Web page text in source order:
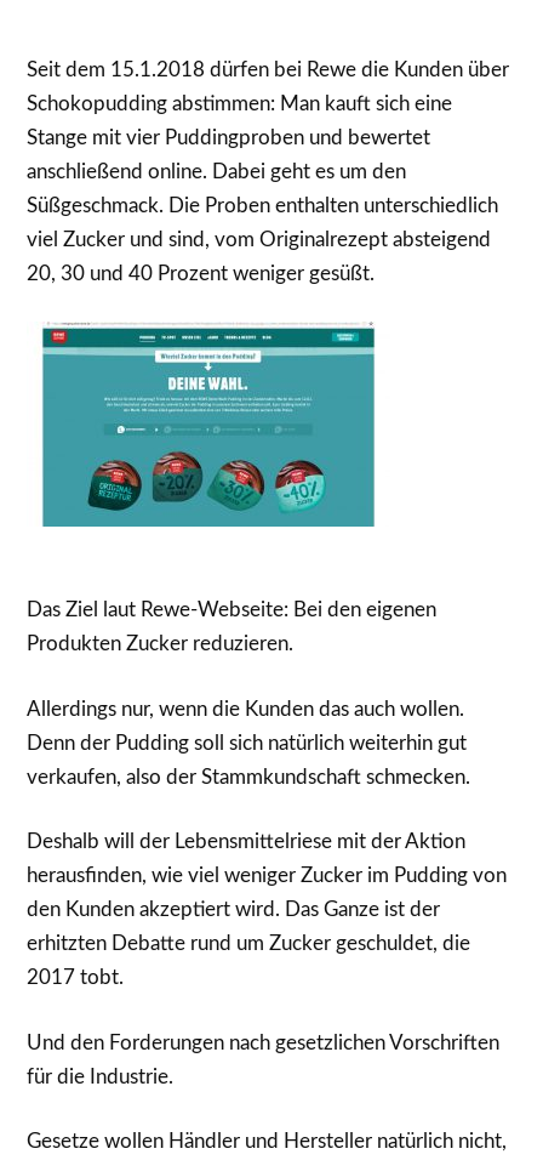
Seit dem 15.1.2018 dürfen bei Rewe die Kunden über
Schokopudding abstimmen: Man kauft sich eine
Stange mit vier Puddingproben und bewertet
anschließend online. Dabei geht es um den
Süßgeschmack. Die Proben enthalten unterschiedlich
viel Zucker und sind, vom Originalrezept absteigend
20, 30 und 40 Prozent weniger gesüßt.
Das Ziel laut Rewe-Webseite: Bei den eigenen
Produkten Zucker reduzieren.
Allerdings nur, wenn die Kunden das auch wollen.
Denn der Pudding soll sich natürlich weiterhin gut
verkaufen, also der Stammkundschaft schmecken.
Deshalb will der Lebensmittelriese mit der Aktion
herausfinden, wie viel weniger Zucker im Pudding von
den Kunden akzeptiert wird. Das Ganze ist der
erhitzten Debatte rund um Zucker geschuldet, die
2017 tobt.
Und den Forderungen nach gesetzlichen Vorschriften
für die Industrie.
Gesetze wollen Händler und Hersteller natürlich nicht,